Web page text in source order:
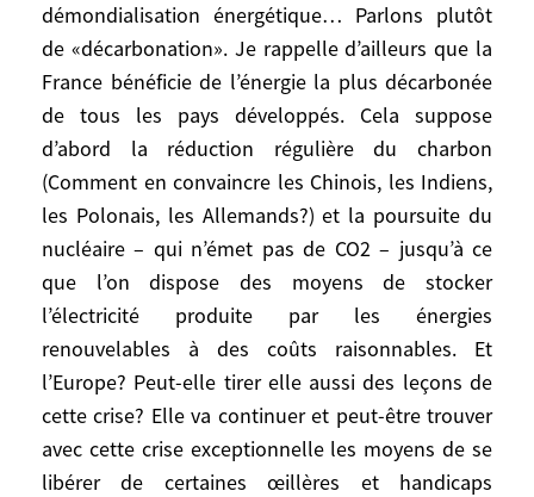
démondialisation énergétique… Parlons plutôt
de «décarbonation». Je rappelle d’ailleurs que la
France bénéficie de l’énergie la plus décarbonée
de tous les pays développés. Cela suppose
d’abord la réduction régulière du charbon
(Comment en convaincre les Chinois, les Indiens,
les Polonais, les Allemands?) et la poursuite du
nucléaire – qui n’émet pas de CO2 – jusqu’à ce
que l’on dispose des moyens de stocker
l’électricité produite par les énergies
renouvelables à des coûts raisonnables. Et
l’Europe? Peut-elle tirer elle aussi des leçons de
cette crise? Elle va continuer et peut-être trouver
avec cette crise exceptionnelle les moyens de se
libérer de certaines œillères et handicaps
chasseurs-cueilleurs dans la vallée du Rift.
C’est la façon d’être de l’humanité au XXIe
siècle. Ceux qui en sont encore exclus
n’ont qu’une idée: y accéder. Néanmoins,
on prendra peut-être conscience des
ravages du tourisme de masse (à ne pas
confondre avec le voyage): Dubrovnik,
Santorin, Angkor sont des victimes
précoces, bientôt Venise. Et faut-il
vraiment atteindre 100 millions de
touristes en France? «Quoi qu’il en coûte?»
Cette formule peut signifier qu’il y aura des
manques à gagner qu’il faudra assumer.
L’urgence est de stopper la pandémie et
d’éviter le collapse économique. Mais on
attend d’Emmanuel Macron qu’il orchestre